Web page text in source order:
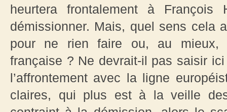
heurtera frontalement à
démissionner. Mais, quel sens cela
pour ne rien faire ou, au mieux,
française ? Ne devrait-il pas saisir
l’affrontement avec la ligne
claires, qui plus est à la veille